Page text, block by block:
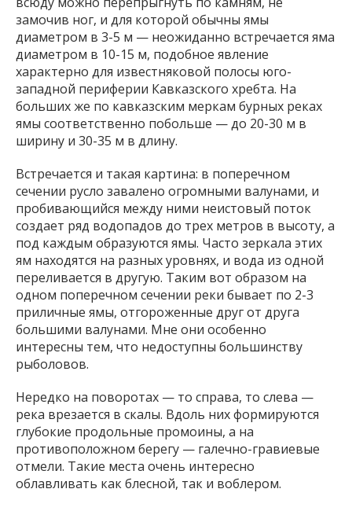
замочив ног, и для которой обычны ямы
диаметром в 3-5 м — неожиданно встречается яма
диаметром в 10-15 м, подобное явление
характерно для известняковой полосы юго-
западной периферии Кавказского хребта. На
больших же по кавказским меркам бурных реках
ямы соответственно побольше — до 20-30 м в
ширину и 30-35 м в длину.
Встречается и такая картина: в поперечном
сечении русло завалено огромными валунами, и
пробивающийся между ними неистовый поток
создает ряд водопадов до трех метров в высоту, а
под каждым образуются ямы. Часто зеркала этих
ям находятся на разных уровнях, и вода из одной
переливается в другую. Таким вот образом на
одном поперечном сечении реки бывает по 2-3
приличные ямы, отгороженные друг от друга
большими валунами. Мне они особенно
интересны тем, что недоступны большинству
рыболовов.
Нередко на поворотах — то справа, то слева —
река врезается в скалы. Вдоль них формируются
глубокие продольные промоины, а на
противоположном берегу — галечно-гравиевые
отмели. Такие места очень интересно
облавливать как блесной, так и воблером.